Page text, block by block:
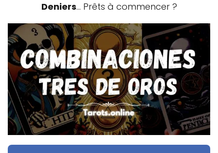
Deniers... Prêts à commencer ?